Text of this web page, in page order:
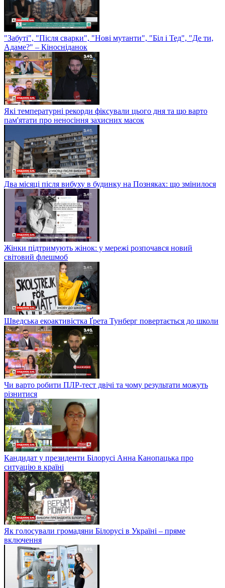
"Забуті", "Після сварки", "Нові мутанти", "Біл і Тед", "Де ти,
Адаме?" – Кіносніданок
Які температурні рекорди фіксували цього дня та що варто
пам'ятати про неносіння захисних масок
Два місяці після вибуху в будинку на Позняках: що змінилося
Жінки підтримують жінок: у мережі розпочався новий
світовий флешмоб
Шведська екоактивістка Ґрета Тунберг повертається до школи
Чи варто робити ПЛР-тест двічі та чому результати можуть
різнитися
Кандидат у президенти Білорусі Анна Канопацька про
ситуацію в країні
Як голосували громадяни Білорусі в Україні – пряме
включення